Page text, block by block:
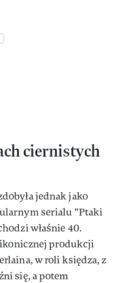
ciernistych
jednak jako
serialu "Ptaki
właśnie 40.
produkcji
w roli księdza, z
się, a potem